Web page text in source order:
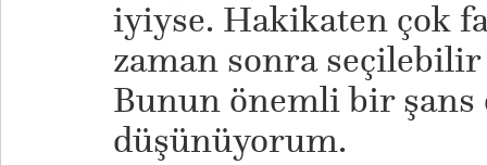
iyiyse. Hakikaten çok
zaman sonra
Bunun önemli bir şans
düşünüyorum.